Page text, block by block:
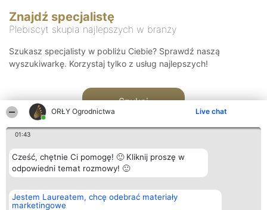
ORŁY Ogrodnictwa Live chat
01:43
Cześć, chętnie Ci pomogę! 🙂 Kliknij proszę w
odpowiedni temat rozmowy! 🙂
Jestem Laureatem, chcę odebrać materiały
marketingowe
Znajdź specjalistę
Plebiscyt skupia najlepszych w branży
Szukasz specjalisty w pobliżu Ciebie? Sprawdź naszą
wyszukiwarkę. Korzystaj tylko z usług najlepszych!
Szukaj
Organizator plebiscytu
Bright Side Solutions sp. z o.
o. sp. k.
Plebiscyt
Laureaci
Kontakt
Kontakt